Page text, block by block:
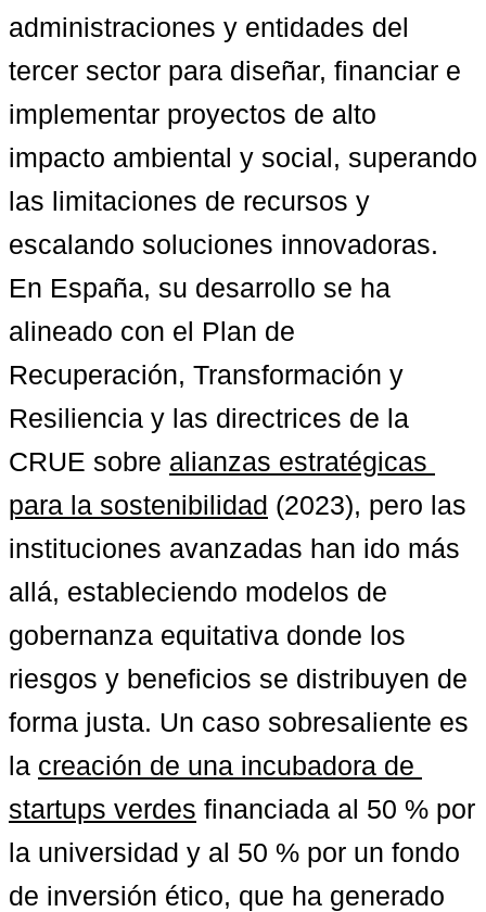
administraciones y entidades del
tercer sector para diseñar, financiar e
implementar proyectos de alto
impacto ambiental y social, superando
las limitaciones de recursos y
escalando soluciones innovadoras.
En España, su desarrollo se ha
alineado con el Plan de
Recuperación, Transformación y
Resiliencia y las directrices de la
CRUE sobre alianzas estratégicas
para la sostenibilidad (2023), pero las
instituciones avanzadas han ido más
allá, estableciendo modelos de
gobernanza equitativa donde los
riesgos y beneficios se distribuyen de
forma justa. Un caso sobresaliente es
la creación de una incubadora de
startups verdes financiada al 50 % por
la universidad y al 50 % por un fondo
de inversión ético, que ha generado